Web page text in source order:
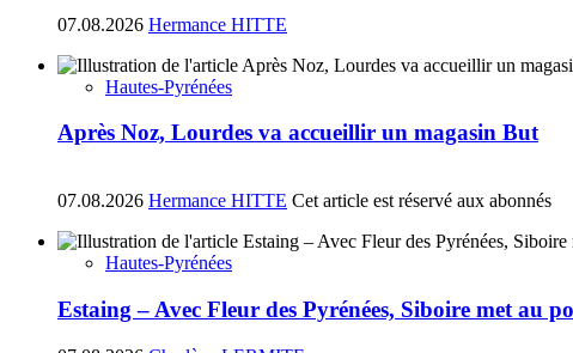
07.08.2026 Hermance HITTE
Hautes-Pyrénées
Après Noz, Lourdes va accueillir un magasin But
07.08.2026 Hermance HITTE Cet article est réservé aux abonnés
Hautes-Pyrénées
Estaing – Avec Fleur des Pyrénées, Siboire met au